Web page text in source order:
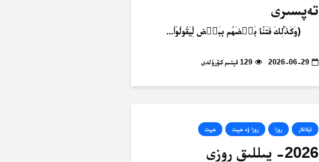
تەپسىرى
﴿وَكَذَٰلِكَ فَتَنَّا بَعۡضَهُم بِبَعۡضٖ لِّيَقُولُوٓاْ...
2026-06-29 129 قېتىم كۆرۈلدى
ئېلانلار روزا روزا ۋە ھېيت ھېيت
2026- يىللىق روزى